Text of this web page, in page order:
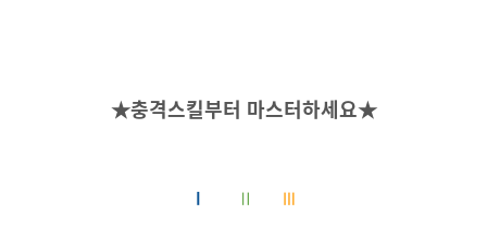
★충격스킬부터 마스터하세요★
Ⅰ Ⅱ Ⅲ